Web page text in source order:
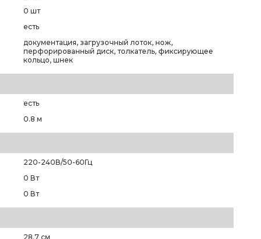
0 шт
есть
документация, загрузочный лоток, нож,
перфорированный диск, толкатель, фиксирующее
кольцо, шнек
есть
0.8 м
220-240В/50-60Гц
0 Вт
0 Вт
28.7 см